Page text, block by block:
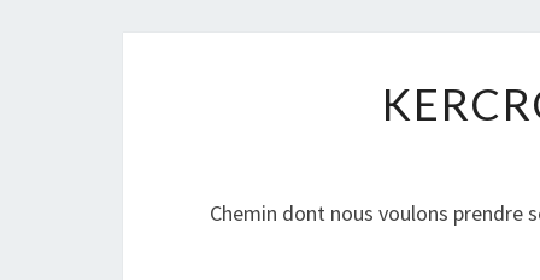
Chemin dont nous voulons prendre